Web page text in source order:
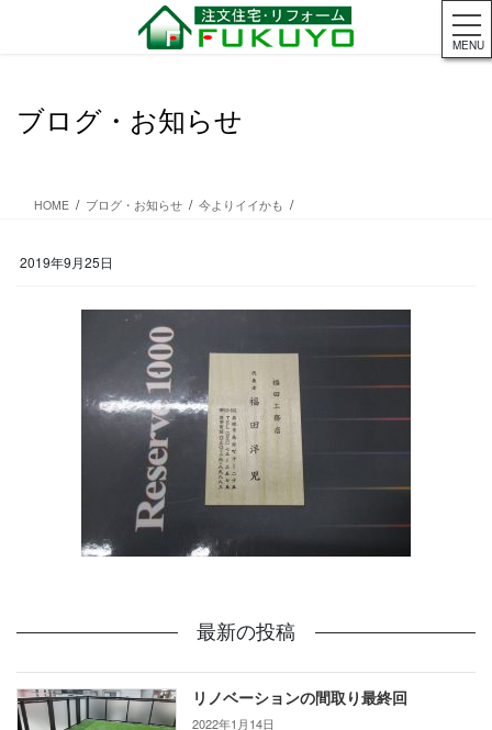
ブログ・お知らせ
HOME ブログ・お知らせ 今よりイイかも
2019年9月25日
最新の投稿
リノベーションの間取り最終回
2022年1月14日
MENU